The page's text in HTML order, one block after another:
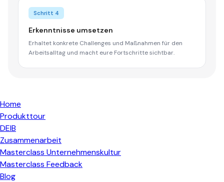
Schritt 4
Erkenntnisse umsetzen
Erhaltet konkrete Challenges und Maßnahmen für den
Arbeitsalltag und macht eure Fortschritte sichtbar.
Home
Produkttour
DEIB
Zusammenarbeit
Masterclass Unternehmenskultur
Masterclass Feedback
Blog